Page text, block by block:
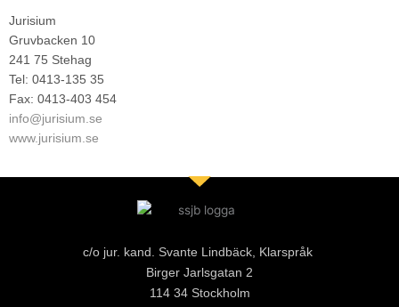
Jurisium
Gruvbacken 10
241 75 Stehag
Tel: 0413-135 35
Fax: 0413-403 454
info@jurisium.se
www.jurisium.se
c/o jur. kand. Svante Lindbäck, Klarspråk
Birger Jarlsgatan 2
114 34 Stockholm